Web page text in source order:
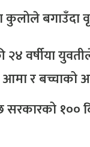
कुलोले बगाउँदा
२४ वर्षीया
र बच्चाको
सरकारको १००